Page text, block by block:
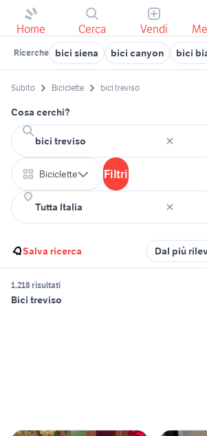
Home Cerca Vendi
Ricerche bici siena bici canyon bici
Subito Biciclette bici treviso
Cosa cerchi?
Biciclette Filtri
Salva ricerca Dal più
1.218 risultati
Bici treviso